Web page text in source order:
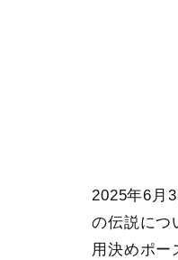
2025年6月
の伝説につ
用決めポー